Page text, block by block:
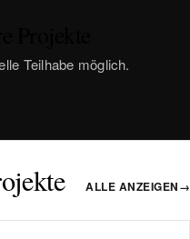
Teilhabe möglich.
ALLE ANZEIGEN→